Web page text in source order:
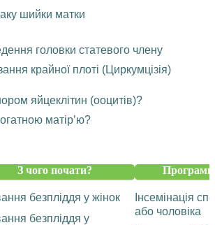
шийки матки
головки статевого члену
крайної плоті (Циркумцізія)
яйцеклітин (ооцитів)?
матір’ю?
З чого почати?
безпліддя у жінок
безпліддя у
Програми
Інсемінація
або чоловіка